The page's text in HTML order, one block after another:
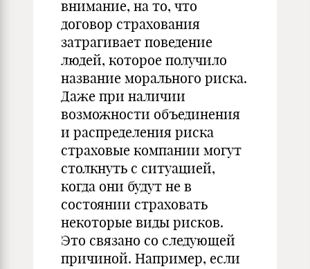
внимание, на то, что
договор страхования
затрагивает поведение
людей, которое получило
название морального риска.
Даже при наличии
возможности объединения
и распределения риска
страховые компании могут
столкнуть с ситуацией,
когда они будут не в
состоянии страховать
некоторые виды рисков.
Это связано со следующей
причиной. Например, если